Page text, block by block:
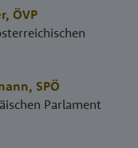
, ÖVP
, SPÖ
Parlament